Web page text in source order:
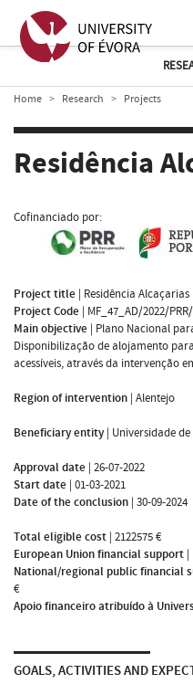
Home Research Projects
Residência
Cofinanciado por:
Project title | Residência Alcaçarias
Project Code | MF_47_AD/2022/
Main objective | Plano Nacional
Disponibilização de alojamento
acessíveis, através da intervenção
Region of intervention | Alentejo
Beneficiary entity| Universidade
Approval date | 26-07-2022
Start date | 01-03-2021
Date of the conclusion | 30-09-2024
Total eligible cost | 2122575 €
European Union financial support |
National/regional public financial
€
Apoio financeiro atribuído à
GOALS, ACTIVITIES AND